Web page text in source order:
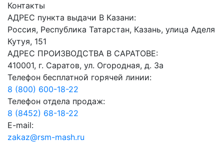
Контакты
АДРЕС пункта выдачи В Казани:
Россия, Республика Татарстан, Казань, улица Аделя
Кутуя, 151
АДРЕС ПРОИЗВОДСТВА В САРАТОВЕ:
410001, г. Саратов, ул. Огородная, д. 3а
Телефон бесплатной горячей линии:
8 (800) 600-18-22
Телефон отдела продаж:
8 (8452) 68-18-22
E-mail:
zakaz@rsm-mash.ru